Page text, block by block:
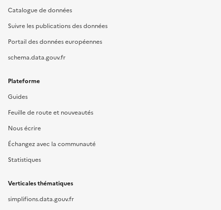
Catalogue de données
Suivre les publications des données
Portail des données européennes
schema.data.gouv.fr
Plateforme
Guides
Feuille de route et nouveautés
Nous écrire
Échangez avec la communauté
Statistiques
Verticales thématiques
simplifions.data.gouv.fr